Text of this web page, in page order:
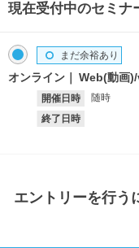
現在受付中のセミナ
オンライン Web(動画
開催日時
随時
終了日時
まだ余裕あり
エントリーを行う